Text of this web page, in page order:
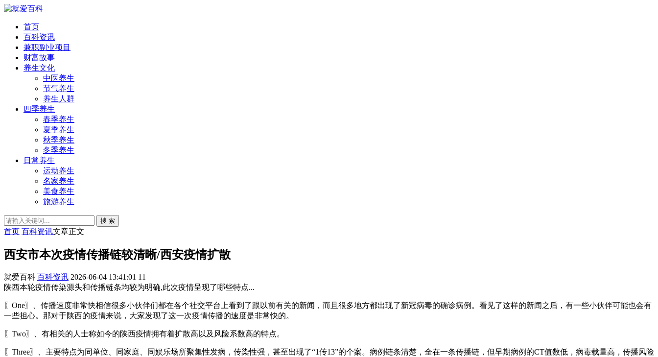
首页
百科资讯
兼职副业项目
财富故事
养生文化
中医养生
节气养生
养生人群
四季养生
春季养生
夏季养生
秋季养生
冬季养生
日常养生
运动养生
名家养生
美食养生
旅游养生
搜 索
首页 百科资讯文章正文
西安市本次疫情传播链较清晰/西安疫情扩散
就爱百科 百科资讯 2026-06-04 13:41:01 11
陕西本轮疫情传染源头和传播链条均较为明确,此次疫情呈现了哪些特点...
〖One〗、传播速度非常快相信很多小伙伴们都在各个社交平台上看到了跟以前有关的新闻，而且很多地方都出现了新冠病毒的确诊病例。看见了这样的新闻之后，有一些小伙伴可能也会有
一些担心。那对于陕西的疫情来说，大家发现了这一次疫情传播的速度是非常快的。
〖Two〗、有相关的人士称如今的陕西疫情拥有着扩散高以及风险系数高的特点。
〖Three〗、主要特点为同单位、同家庭、同娱乐场所聚集性发病，传染性强，甚至出现了“1传13”的个案。病例链条清楚，全在一条传播链，但早期病例的CT值数低，病毒载量高，传播风险